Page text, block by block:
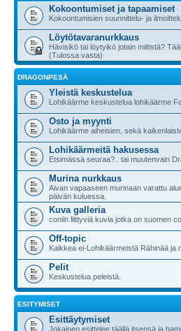
Kokoontumiset ja tapaamiset
Kokoontumisien suunnittelu- ja
Löytötavaranurkkaus
Hävisikö tai löytyikö jotain miitistä?
(Tulossa vasta)
DRAGONPESÄ
Yleistä keskustelua
Lohikäärme keskustelua lohikäärme
Osto ja myynti
Lohikäärme aiheisien, sekä
Lohikäärmeitä hakusessa
Etsimässä seuraa?.. tai muutenvain
Murina nurkkaus
Aivan vapaaseen murinaan varattu
päivän kuluessa.
Kuva galleria
coniin liittyviä kuvia jotka on suomen
Off-topic
Kaikkea ei-Lohikäärmeistä Rähinää ja
Pelit
Keskustelua peleistä.
ESITYMISET
Esittäytymiset
Jokainen esittelee täällä itsensä ja